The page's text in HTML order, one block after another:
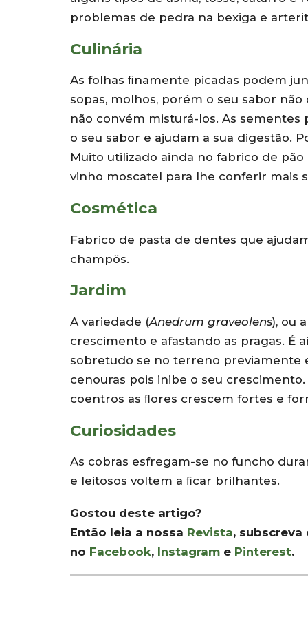
problemas de pedra na bexiga e
Culinária
As folhas ﬁnamente picadas podem
sopas, molhos, porém o seu sabor
não convém misturá-los. As
o seu sabor e ajudam a sua digestão.
Muito utilizado ainda no fabrico de
vinho moscatel para lhe conferir mais
Cosmética
Fabrico de pasta de dentes que
champôs.
Jardim
A variedade (Anedrum graveolens), ou
crescimento e afastando as pragas. É
sobretudo se no terreno previamente
cenouras pois inibe o seu crescimento.
coentros as ﬂores crescem fortes e
Curiosidades
As cobras esfregam-se no funcho
e leitosos voltem a ﬁcar brilhantes.
Gostou deste artigo?
Então leia a nossa Revista,
no Facebook, Instagram e Pinterest.